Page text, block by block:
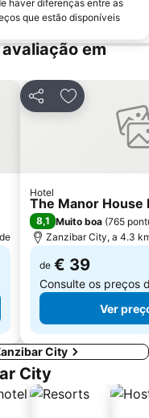
haver diferenças entre as
que estão disponíveis
em
PartilharAdicionar
Hotel
The Manor House
8,1 Muito boa (765
Zanzibar City, a 4.3
de € 39
Consulte os preços
Ver
City
City